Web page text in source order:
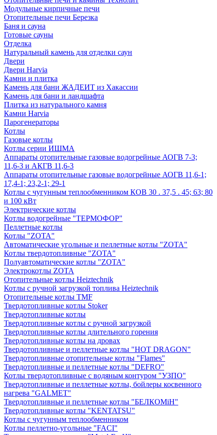
Модульные кирпичные печи
Отопительные печи Березка
Баня и сауна
Готовые сауны
Отделка
Натуральный камень для отделки саун
Двери
Двери Harvia
Камни и плитка
Камень для бани ЖАДЕИТ из Хакассии
Камень для бани и ландшафта
Плитка из натурального камня
Камни Harvia
Парогенераторы
Котлы
Газовые котлы
Котлы серии ИШМА
Аппараты отопительные газовые водогрейные АОГВ 7-3;
11,6-3 и АКГВ 11,6-3
Аппараты отопительные газовые водогрейные АОГВ 11,6-1;
17,4-1; 23,2-1; 29-1
Котлы с чугунным теплообменником КОВ 30 . 37,5 . 45; 63; 80
и 100 кВт
Электрические котлы
Котлы водогрейные "ТЕРМОФОР"
Пеллетные котлы
Котлы "ZOTA"
Автоматические угольные и пеллетные котлы "ZOTA"
Котлы твердотопливные "ZOTA"
Полуавтоматические котлы "ZOTA"
Электрокотлы ZOTA
Отопительные котлы Heiztechnik
Котлы с ручной загрузкой топлива Heiztechnik
Отопительные котлы TMF
Твердотопливные котлы Stoker
Твердотопливные котлы
Твердотопливные котлы с ручной загрузкой
Твердотопливные котлы длительного горения
Твердотопливные котлы на дровах
Твердотопливные и пеллетные котлы "HOT DRAGON"
Твердотопливные отопительные котлы "Flames"
Твердотопливные и пеллетные котлы "DEFRO"
Котлы твердотопливные с водяным контуром "УЗПО"
Твердотопливные и пеллетные котлы, бойлеры косвенного
нагрева "GALMET"
Твердотопливные и пеллетные котлы "БЕЛКОМiН"
Твердотопливные котлы "KENTATSU"
Котлы с чугунным теплообменником
Котлы пеллетно-угольные "FACI"